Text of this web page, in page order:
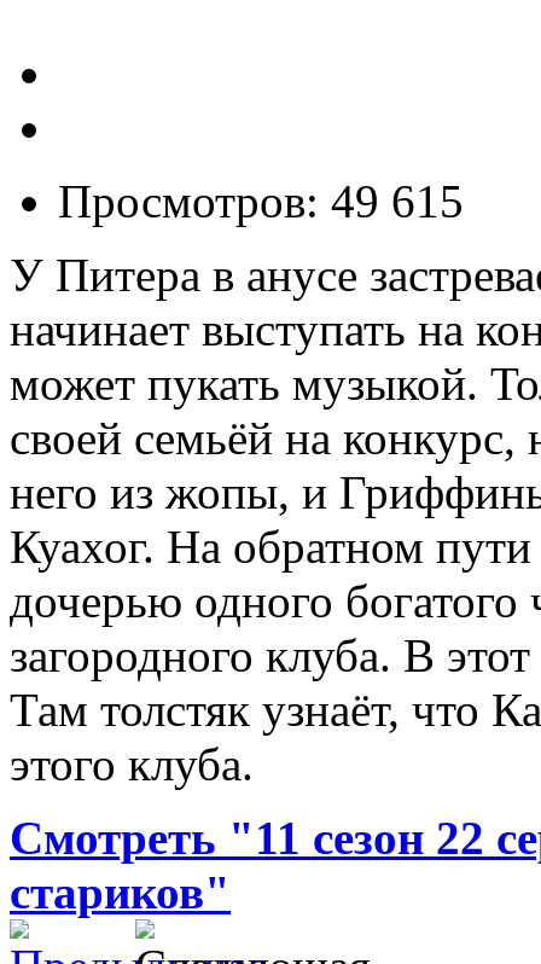
Просмотров: 49 615
У Питера в анусе
начинает выступать на
может пукать музыкой.
своей семьёй на
него из жопы, и
Куахог. На обратном
дочерью одного богатого
загородного клуба. В
Там толстяк узнаёт, что
этого клуба.
Смотреть "11 сезон 22
стариков"